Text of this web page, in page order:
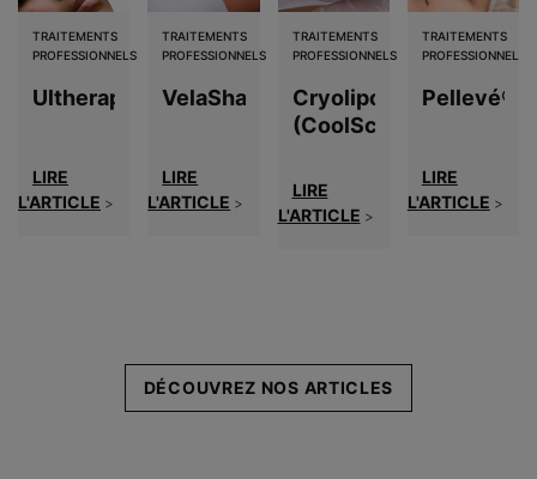
TRAITEMENTS
PROFESSIONNELS
Ultherapy
LIRE
L'ARTICLE >
TRAITEMENTS
PROFESSIONNELS
VelaShape
LIRE
L'ARTICLE >
TRAITEMENTS
PROFESSIONNELS
Cryolipolyse
(CoolSculpting®)
LIRE
L'ARTICLE >
TRAITEMENTS
PROFESSIONNELS
Pellevé®
LIRE
L'ARTICLE >
DÉCOUVREZ NOS ARTICLES